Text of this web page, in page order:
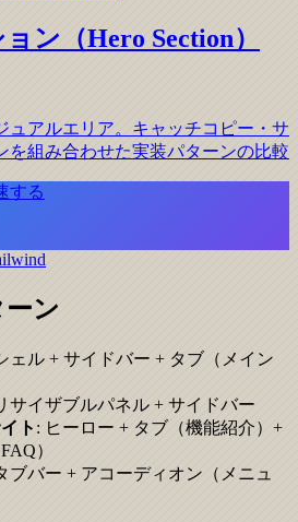
ン（Hero Section）
ュアルエリア。キャッチコピー・サ
を組み合わせた実装パターンの比較
する
ン
ェル + サイドバー + タブ（メイン
サイザブルパネル + サイドバー
ト : ヒーロー + タブ（機能紹介）+
）
ブバー + アコーディオン（メニュ